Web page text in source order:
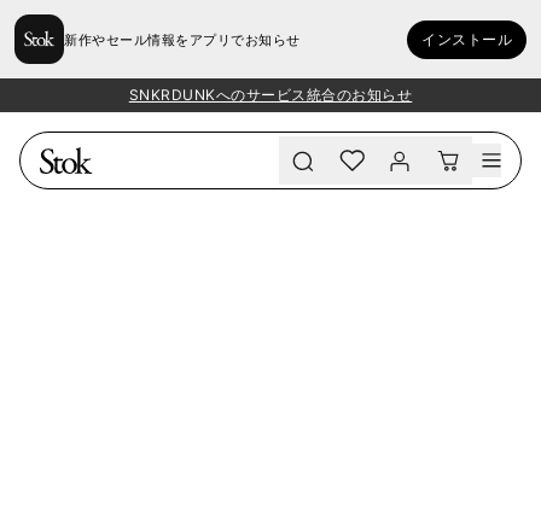
新作やセール情報をアプリでお知らせ インストール
SNKRDUNKへのサービス統合のお知らせ